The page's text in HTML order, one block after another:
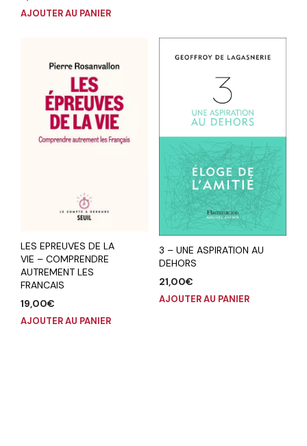
AJOUTER AU PANIER
LES EPREUVES DE LA
VIE – COMPRENDRE
AUTREMENT LES
FRANCAIS
19,00€
AJOUTER AU PANIER
3 – UNE ASPIRATION AU
DEHORS
21,00€
AJOUTER AU PANIER